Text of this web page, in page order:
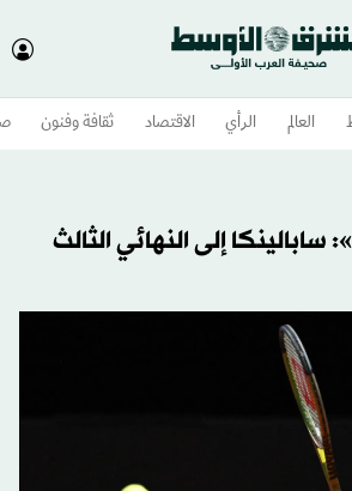
العالم الرأي الاقتصاد ثقافة وفنون
إلى النهائي الثالث